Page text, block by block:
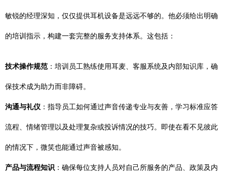
敏锐的经理深知，仅仅提供耳机设备是远远不够的。他必须给出明确
的培训指示，构建一套完整的服务支持体系。这包括：
技术操作规范 ：培训员工熟练使用耳麦、客服系统及内部知识库，确
保技术成为助力而非障碍。
沟通与礼仪 ：指导员工如何通过声音传递专业与友善，学习标准应答
流程、情绪管理以及处理复杂或投诉情况的技巧。即使在看不见彼此
的情况下，微笑也能通过声音被感知。
产品与流程知识 ：确保每位支持人员对自己所服务的产品、政策及内